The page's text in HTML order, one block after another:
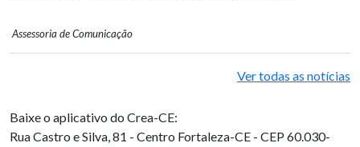
Assessoria de Comunicação
Ver todas as notícias
Baixe o aplicativo do Crea-CE:
Rua Castro e Silva, 81 - Centro Fortaleza-CE - CEP 60.030-